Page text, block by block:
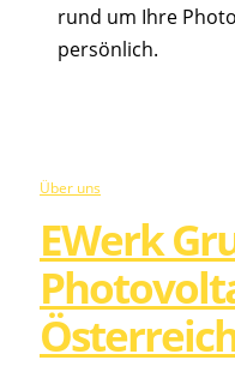
rund um Ihre
persönlich.
Über uns
EWerk